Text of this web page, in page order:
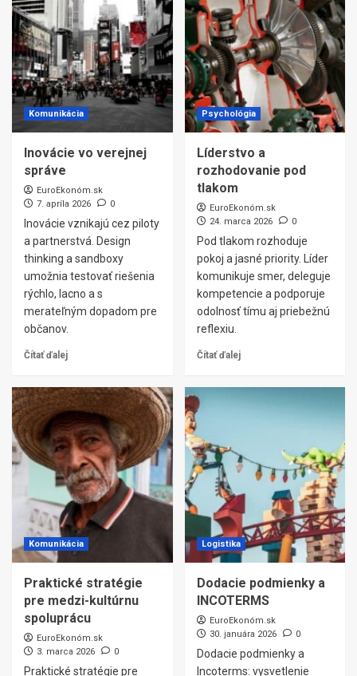
Komunikácia
Inovácie vo verejnej
správe
EuroEkonóm.sk
7. apríla 2026
0
Inovácie vznikajú cez piloty
a partnerstvá. Design
thinking a sandboxy
umožnia testovať riešenia
rýchlo, lacno a s
merateľným dopadom pre
občanov.
Čítať ďalej
Psychológia
Líderstvo a
rozhodovanie pod
tlakom
EuroEkonóm.sk
24. marca 2026
0
Pod tlakom rozhoduje
pokoj a jasné priority. Líder
komunikuje smer, deleguje
kompetencie a podporuje
odolnosť tímu aj priebežnú
reflexiu.
Čítať ďalej
Komunikácia
Praktické stratégie
pre medzi-kultúrnu
spoluprácu
EuroEkonóm.sk
3. marca 2026
0
Praktické stratégie pre
Logistika
Dodacie podmienky a
INCOTERMS
EuroEkonóm.sk
30. januára 2026
0
Dodacie podmienky a
Incoterms: vysvetlenie